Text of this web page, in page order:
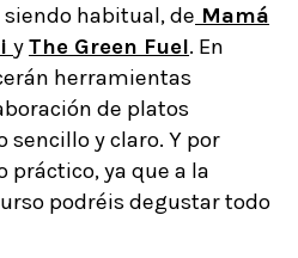
habitual, de Mamá
yThe Green Fuel. En
herramientas
de platos
sencillo y claro. Y por
práctico, ya que a la
podréis degustar todo